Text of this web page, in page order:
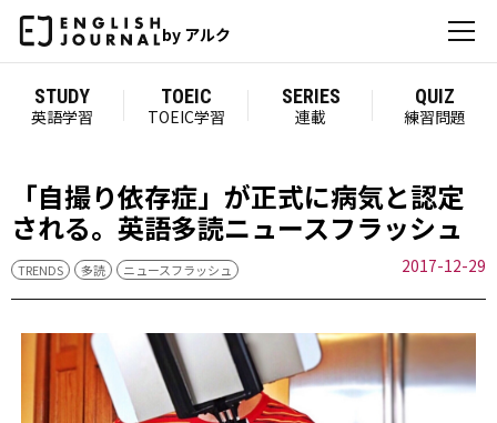
by アルク
STUDY
英語学習
TOEIC
TOEIC学習
SERIES
連載
QUIZ
練習問題
「自撮り依存症」が正式に病気と認定
される。英語多読ニュースフラッシュ
TRENDS 多読 ニュースフラッシュ 2017-12-29